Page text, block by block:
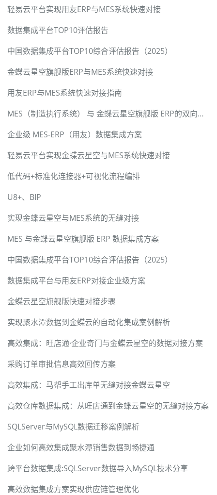
轻易云平台实现用友ERP与MES系统快速对接
数据集成平台TOP10评估报告
中国数据集成平台TOP10综合评估报告（2025）
金蝶云星空旗舰版ERP与MES系统快速对接
用友ERP与MES系统快速对接指南
MES（制造执行系统） 与 金蝶云星空旗舰版 ERP的双向数据同步
企业级 MES-ERP（用友）数据集成方案
轻易云平台实现金蝶云星空与MES系统快速对接
低代码+标准化连接器+可视化流程编排
U8+、BIP
实现金蝶云星空与MES系统的无缝对接
MES 与金蝶云星空旗舰版 ERP 数据集成方案
中国数据集成平台TOP10综合评估报告（2025）
数据集成平台与用友ERP对接企业级方案
金蝶云星空旗舰版快速对接步骤
实现聚水潭数据到金蝶云的自动化集成案例解析
高效集成：旺店通·企业奇门与金蝶云星空的数据对接方案
采购订单审批信息高效回传方案
高效集成：马帮手工出库单无缝对接金蝶云星空
高效仓库数据集成：从旺店通到金蝶云星空的无缝对接方案
SQLServer与MySQL数据迁移案例解析
企业如何高效集成聚水潭销售数据到畅捷通
跨平台数据集成:SQLServer数据导入MySQL技术分享
高效数据集成方案实现供应链管理优化